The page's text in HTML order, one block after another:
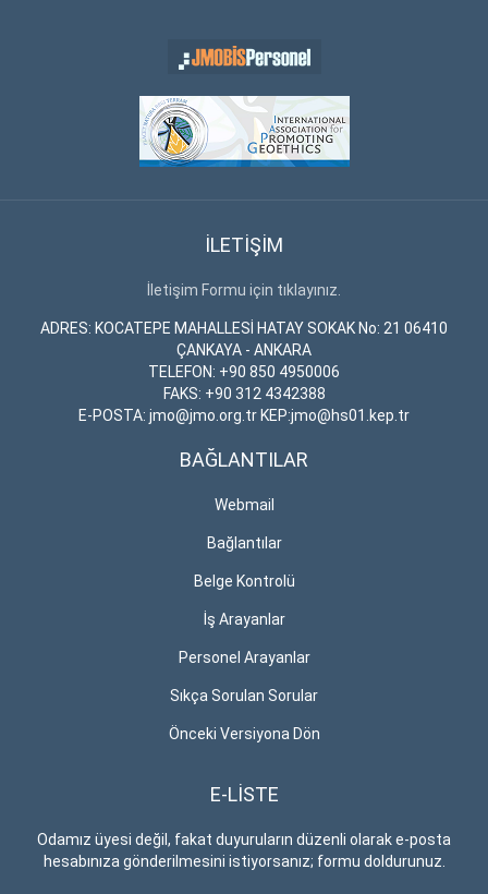
İLETİŞİM
İletişim Formu için tıklayınız.
ADRES: KOCATEPE MAHALLESİ HATAY SOKAK No: 21 06410
ÇANKAYA - ANKARA
TELEFON: +90 850 4950006
FAKS: +90 312 4342388
E-POSTA: jmo@jmo.org.tr KEP:jmo@hs01.kep.tr
BAĞLANTILAR
Webmail
Bağlantılar
Belge Kontrolü
İş Arayanlar
Personel Arayanlar
Sıkça Sorulan Sorular
Önceki Versiyona Dön
E-LİSTE
Odamız üyesi değil, fakat duyuruların düzenli olarak e-posta
hesabınıza gönderilmesini istiyorsanız; formu doldurunuz.